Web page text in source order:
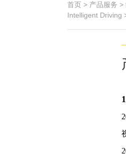
首页 > 产品服务 >
Intelligent Driving